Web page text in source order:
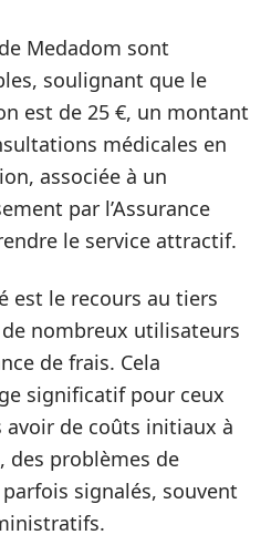
Medadom sont
soulignant que le
est de 25 €, un montant
médicales en
associée à un
par l’Assurance
le service attractif.
est le recours au tiers
nombreux utilisateurs
de frais. Cela
significatif pour ceux
de coûts initiaux à
des problèmes de
signalés, souvent